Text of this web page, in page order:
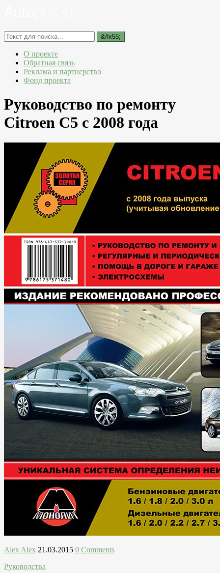
О проекте
Обратная связь
Реклама и партнерство
Фонд проекта
Руководство по ремонту
Citroen C5 c 2008 года
Alex Alex 21.03.2015 0 Comments
Руководства